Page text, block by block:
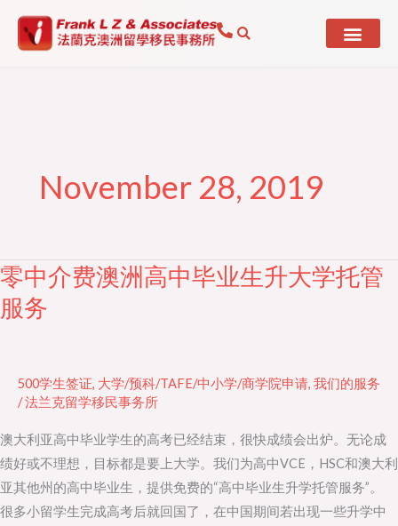
November 28, 2019
零中介费澳洲高中毕业生升大学托管
服务
500学生签证, 大学/预科/TAFE/中小学/商学院申请, 我们的服务
/法兰克留学移民事务所
澳大利亚高中毕业学生的高考已经结束，很快成绩会出炉。无论成
绩好或不理想，目标都是要上大学。我们为高中VCE，HSC和澳大利
亚其他州的高中毕业生，提供免费的“高中毕业生升学托管服务”。
很多小留学生完成高考后就回国了，在中国期间若出现一些升学中
零
中
介
中
毕
业
生